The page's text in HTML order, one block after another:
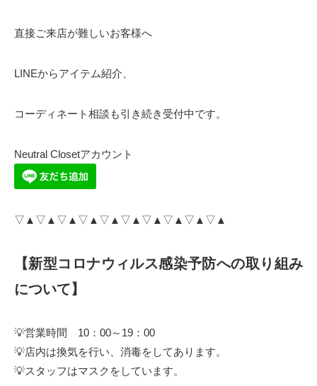
直接ご来店が難しいお客様へ
LINEからアイテム紹介、
コーディネート相談も引き続き受付中です。
Neutral Closetアカウント
▽▲▽▲▽▲▽▲▽▲▽▲▽▲▽▲▽▲▽▲
【新型コロナウィルス感染予防への取り組み
について】
💡営業時間 10：00～19：00
💡店内は換気を行い、消毒をしてあります。
💡スタッフはマスクをしています。